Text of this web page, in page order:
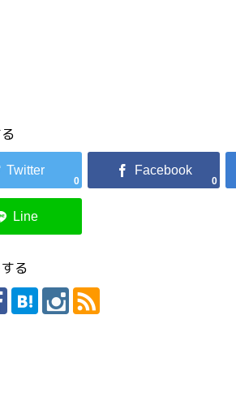
0 0
る